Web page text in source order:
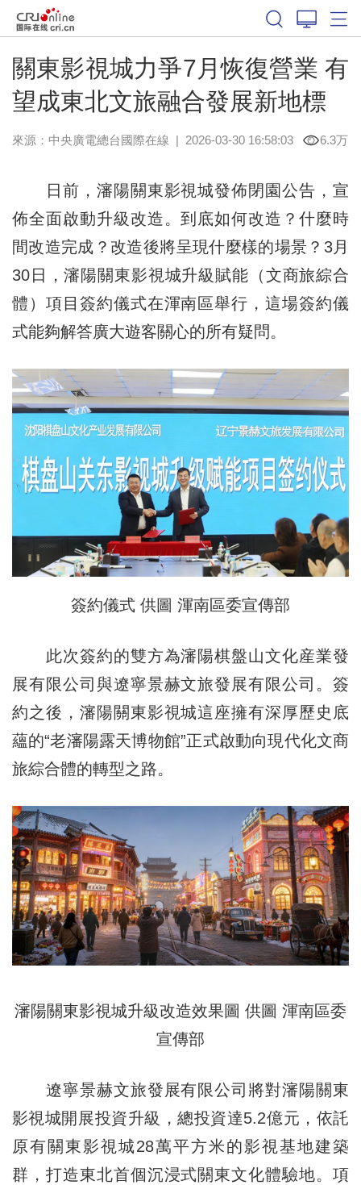
關東影視城力爭7月恢復營業 有
望成東北文旅融合發展新地標
來源：中央廣電總台國際在線 | 2026-03-30 16:58:03 6.3万
日前，瀋陽關東影視城發佈閉園公告，宣
佈全面啟動升級改造。到底如何改造？什麼時
間改造完成？改造後將呈現什麼樣的場景？3月
30日，瀋陽關東影視城升級賦能（文商旅綜合
體）項目簽約儀式在渾南區舉行，這場簽約儀
式能夠解答廣大遊客關心的所有疑問。
簽約儀式 供圖 渾南區委宣傳部
此次簽約的雙方為瀋陽棋盤山文化産業發
展有限公司與遼寧景赫文旅發展有限公司。簽
約之後，瀋陽關東影視城這座擁有深厚歷史底
蘊的“老瀋陽露天博物館”正式啟動向現代化文商
旅綜合體的轉型之路。
瀋陽關東影視城升級改造效果圖 供圖 渾南區委
宣傳部
遼寧景赫文旅發展有限公司將對瀋陽關東
影視城開展投資升級，總投資達5.2億元，依託
原有關東影視城28萬平方米的影視基地建築
群，打造東北首個沉浸式關東文化體驗地。項